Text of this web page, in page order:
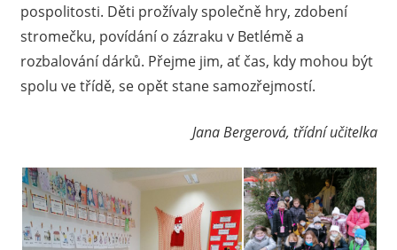
pospolitosti. Děti prožívaly společně hry, zdobení
stromečku, povídání o zázraku v Betlémě a
rozbalování dárků. Přejme jim, ať čas, kdy mohou být
spolu ve třídě, se opět stane samozřejmostí.
Jana Bergerová, třídní učitelka